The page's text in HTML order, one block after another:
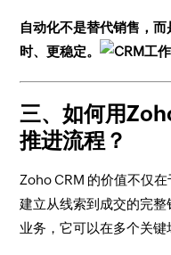
自动化不是替代销售，
时、更稳定。
三、如何用
推进流程？
Zoho CRM 的价值不仅
建立从线索到成交的完
业务，它可以在多个关键